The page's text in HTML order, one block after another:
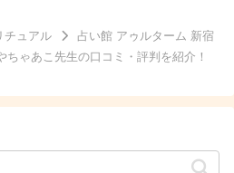
チュアル
占い館 アゥルターム 新宿
ゃあこ先生の口コミ・評判を紹介！